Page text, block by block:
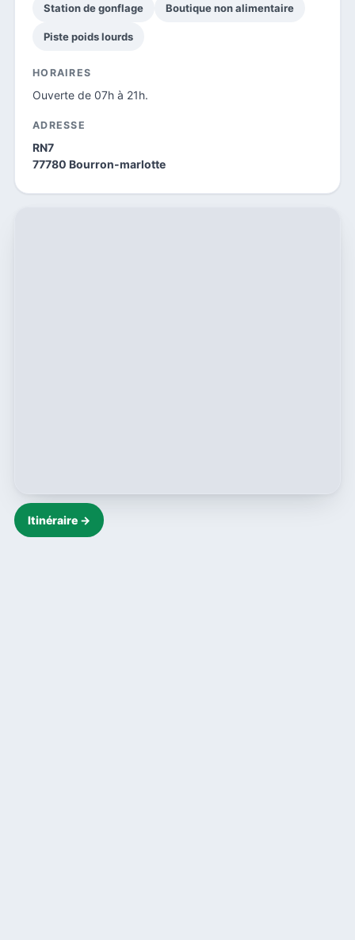
Station de gonflage Boutique non alimentaire
Piste poids lourds
HORAIRES
Ouverte de 07h à 21h.
ADRESSE
RN7
77780 Bourron-marlotte
Itinéraire →